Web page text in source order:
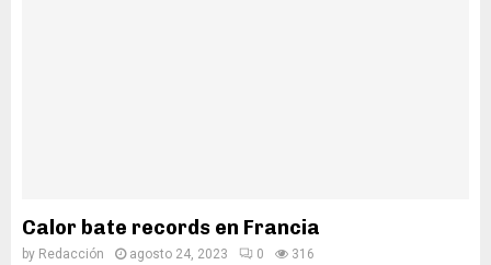
Calor bate records en Francia
by Redacción agosto 24, 2023 0 316